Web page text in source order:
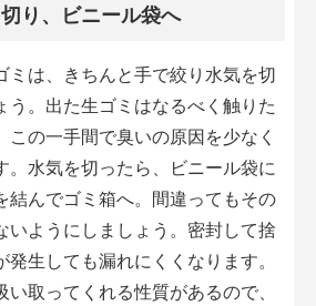
り、ビニール袋へ
ミは、きちんと手で絞り水気を切
う。出た生ゴミはなるべく触りた
この一手間で臭いの原因を少なく
。水気を切ったら、ビニール袋に
結んでゴミ箱へ。間違ってもその
いようにしましょう。密封して捨
生しても漏れにくくなります。
取ってくれる性質があるので、